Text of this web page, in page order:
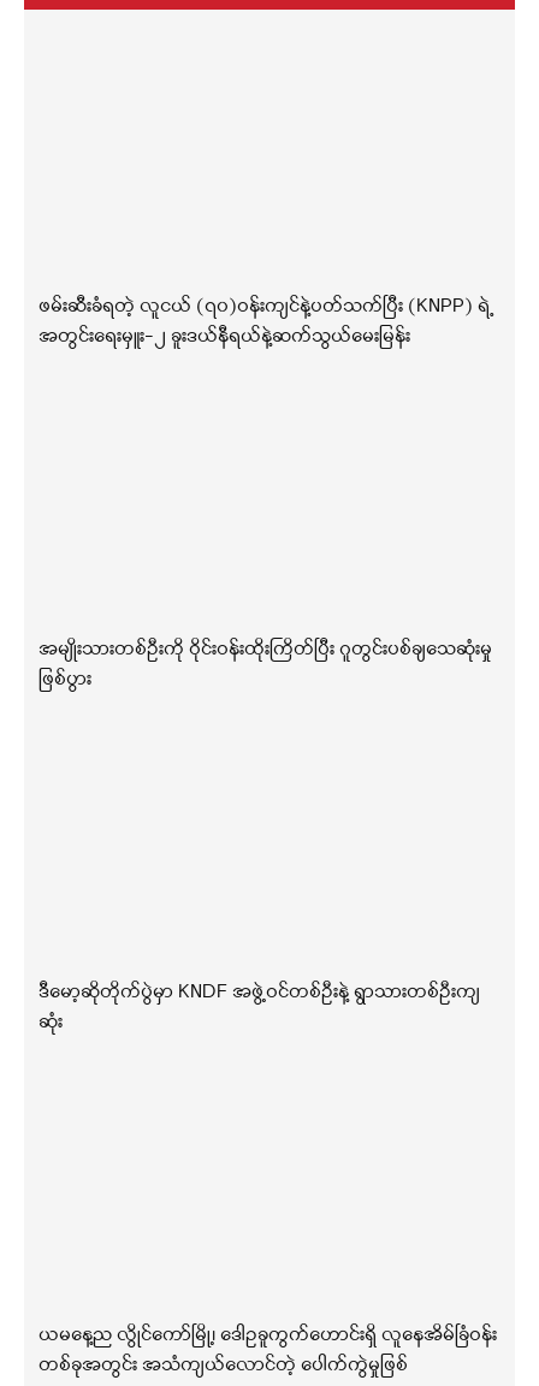
ဖမ်းဆီးခံရတဲ့ လူငယ် (၇၀)ဝန်းကျင်နဲ့ပတ်သက်ပြီး (KNPP) ရဲ့
အတွင်းရေးမှူး-၂ ခူးဒယ်နီရယ်နဲ့ဆက်သွယ်မေးမြန်း
အမျိုးသားတစ်ဦးကို ဝိုင်းဝန်းထိုးကြိတ်ပြီး ဂူတွင်းပစ်ချသေဆုံးမှု
ဖြစ်ပွား
ဒီမော့ဆိုတိုက်ပွဲမှာ KNDF အဖွဲ့ဝင်တစ်ဦးနဲ့ ရွာသားတစ်ဦးကျ
ဆုံး
ယမနေ့ည လွိုင်ကော်မြို့၊ ဒေါဥခူကွက်ဟောင်းရှိ လူနေအိမ်ခြံဝန်း
တစ်ခုအတွင်း အသံကျယ်လောင်တဲ့ ပေါက်ကွဲမှုဖြစ်